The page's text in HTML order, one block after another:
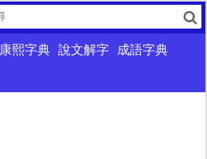
康熙字典 說文解字
成語字典